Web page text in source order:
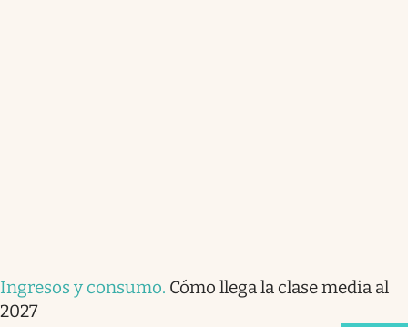
Ingresos y consumo. Cómo llega la clase media al
2027